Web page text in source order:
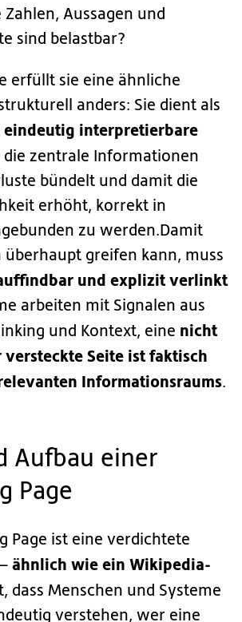
Zahlen, Aussagen und
sind belastbar?
erfüllt sie eine ähnliche
anders: Sie dient als
eindeutig interpretierbare
die zentrale Informationen
bündelt und damit die
erhöht, korrekt in
zu werden.Damit
überhaupt greifen kann, muss
und explizit verlinkt
arbeiten mit Signalen aus
und Kontext, eine nicht
Seite ist faktisch
Informationsraums.
Aufbau einer
Page
Page ist eine verdichtete
ähnlich wie ein Wikipedia-
dass Menschen und Systeme
verstehen, wer eine